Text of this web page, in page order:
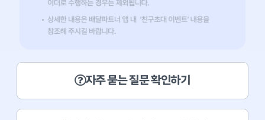
자주 묻는 질문 확인하기